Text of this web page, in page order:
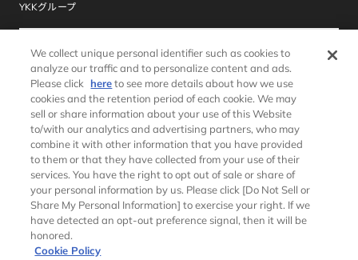
YKKグループ
サイトマップ
ウェブサイトのご利用条件
個人情報保護方針
クッキーポリシー
ソーシャルメディアポリシー
推奨環境
We collect unique personal identifier such as cookies to
analyze our traffic and to personalize content and ads.
Please click
hereto see more details about how we use
cookies and the retention period of each cookie. We may
sell or share information about your use of this Website
to/with our analytics and advertising partners, who may
combine it with other information that you have provided
to them or that they have collected from your use of their
services. You have the right to opt out of sale or share of
your personal information by us. Please click [Do Not Sell or
Share My Personal Information] to exercise your right. If we
have detected an opt-out preference signal, then it will be
honored.
Cookie Policy